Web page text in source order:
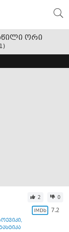
ორი
)
2 0
7.2
,